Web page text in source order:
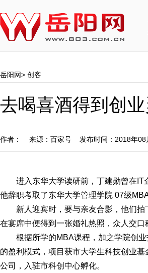
岳阳网> 创客
去喝喜酒得到创
作者： 来源：百家号 发布时间：2018年
进入东华大学读研前，丁建勋曾在
他辞职考取了东华大学管理学院 07级
新人迎宾时，要与亲友合影，他们
在宴席中便得到一张婚礼热照，众人交口
根据所学的MBA课程，加之学院创
的盈利模式，项目获市大学生科技创业
公司，入驻市科创中心孵化。